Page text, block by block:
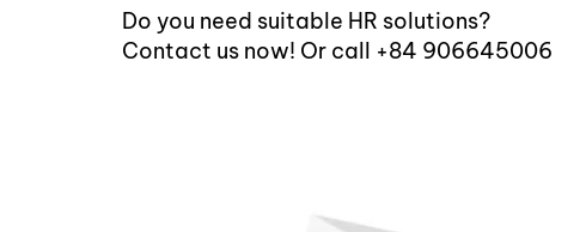
Do you need suitable HR solutions?
Contact us now! Or call +84 906645006